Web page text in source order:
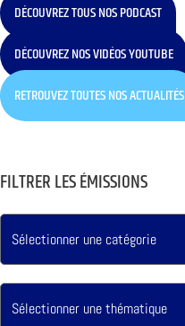
DÉCOUVREZ TOUS NOS PODCAST
DÉCOUVREZ NOS VIDÉOS YOUTUBE
RETROUVEZ TOUTES NOS ACTUALITÉS
FILTRER LES ÉMISSIONS